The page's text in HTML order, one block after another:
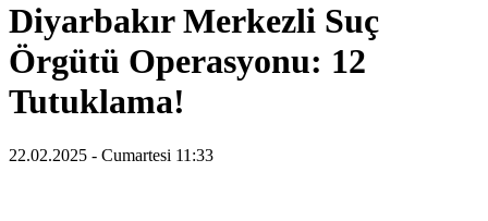
Diyarbakır Merkezli Suç
Örgütü Operasyonu: 12
Tutuklama!
22.02.2025 - Cumartesi 11:33